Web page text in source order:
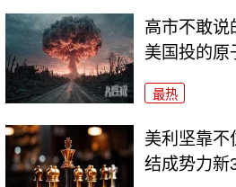
高市不敢说
美国投的原
最热
美利坚靠不
结成势力新